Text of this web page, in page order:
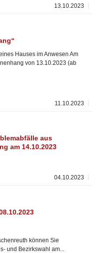
13.10.2023
Hauses im Anwesen Am
von 13.10.2023 (ab
11.10.2023
aus
am 14.10.2023
04.10.2023
können Sie
und Bezirkswahl am...